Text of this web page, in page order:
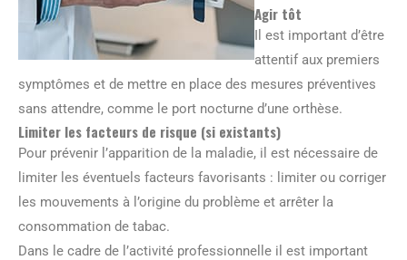
Agir tôt
Il est important d’être
attentif aux premiers
symptômes et de mettre en place des mesures préventives
sans attendre, comme le port nocturne d’une orthèse.
Limiter les facteurs de risque (si existants)
Pour prévenir l’apparition de la maladie, il est nécessaire de
limiter les éventuels facteurs favorisants : limiter ou corriger
les mouvements à l’origine du problème et arrêter la
consommation de tabac.
Dans le cadre de l’activité professionnelle il est important